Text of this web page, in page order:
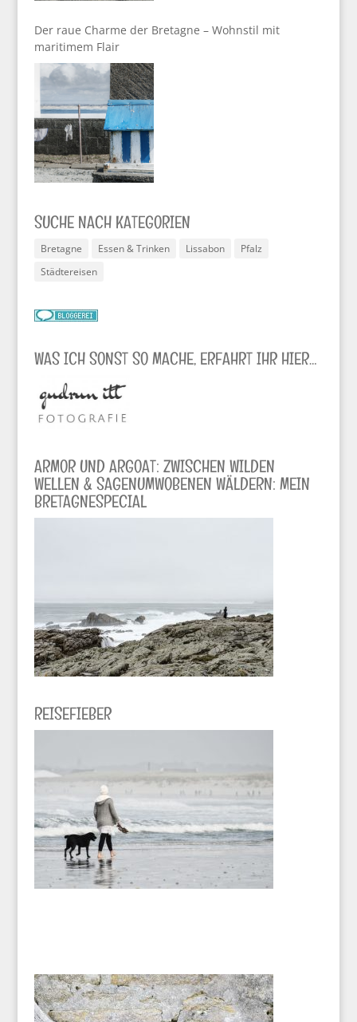
Der raue Charme der Bretagne – Wohnstil mit
maritimem Flair
SUCHE NACH KATEGORIEN
Bretagne Essen & Trinken Lissabon
Pfalz
Städtereisen
WAS ICH SONST SO MACHE, ERFAHRT IHR HIER…
ARMOR UND ARGOAT: ZWISCHEN WILDEN
WELLEN & SAGENUMWOBENEN WÄLDERN: MEIN
BRETAGNESPECIAL
REISEFIEBER